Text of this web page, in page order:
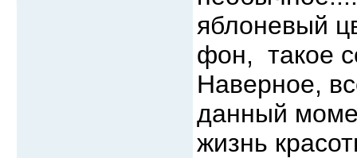
яблоневый
фон, такое
Наверное,
данный
жизнь